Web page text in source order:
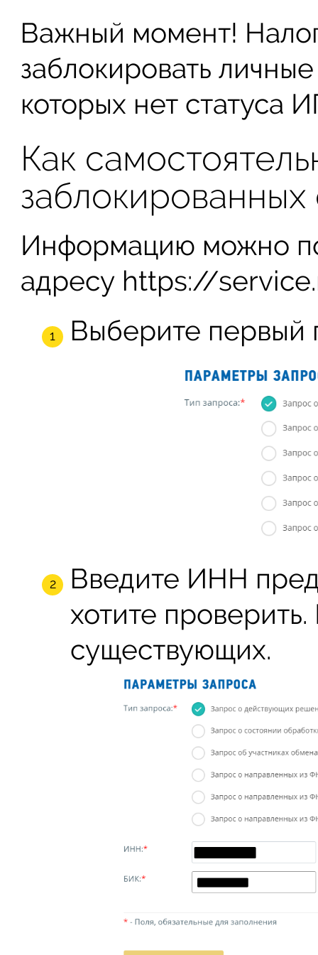
Важный момент!
заблокировать
которых нет статуса
Как
заблокированных
Информацию можно
адресу https://
Выберите первый
Введите ИНН
хотите
существующих.